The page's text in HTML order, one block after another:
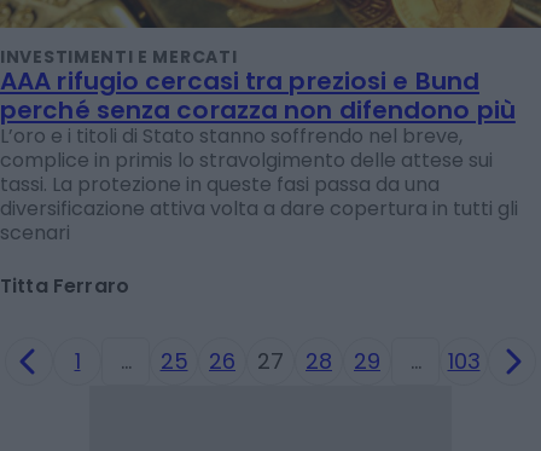
INVESTIMENTI E MERCATI
AAA rifugio cercasi tra preziosi e Bund
perché senza corazza non difendono più
L’oro e i titoli di Stato stanno soffrendo nel breve,
complice in primis lo stravolgimento delle attese sui
tassi. La protezione in queste fasi passa da una
diversificazione attiva volta a dare copertura in tutti gli
scenari
Titta Ferraro
1 … 25 26 27 28 29 … 103